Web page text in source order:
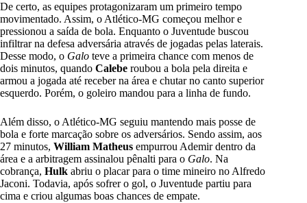
De certo, as equipes protagonizaram um primeiro tempo
movimentado. Assim, o Atlético-MG começou melhor e
pressionou a saída de bola. Enquanto o Juventude buscou
infiltrar na defesa adversária através de jogadas pelas laterais.
Desse modo, o Galo teve a primeira chance com menos de
dois minutos, quando Calebe roubou a bola pela direita e
armou a jogada até receber na área e chutar no canto superior
esquerdo. Porém, o goleiro mandou para a linha de fundo.
Além disso, o Atlético-MG seguiu mantendo mais posse de
bola e forte marcação sobre os adversários. Sendo assim, aos
27 minutos, William Matheus empurrou Ademir dentro da
área e a arbitragem assinalou pênalti para o Galo. Na
cobrança, Hulk abriu o placar para o time mineiro no Alfredo
Jaconi. Todavia, após sofrer o gol, o Juventude partiu para
cima e criou algumas boas chances de empate.